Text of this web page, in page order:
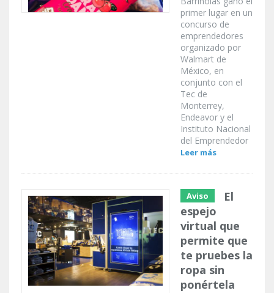
primer lugar en un
concurso de
emprendedores
organizado por
Walmart de
México, en
conjunto con el
Tec de
Monterrey,
Endeavor y el
Instituto Nacional
del Emprendedor
Leer más
Aviso
El
espejo
virtual que
permite que
te pruebes la
ropa sin
ponértela